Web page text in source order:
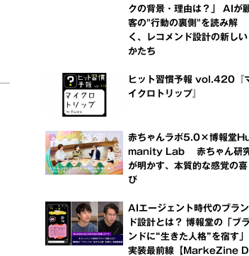
クの背景・理由は？」 AIが
客の"行動の裏側"を読み解
く、レコメンド設計の新しい
かたち
ヒット習慣予報 vol.420『
イクロトリップ』
赤ちゃんラボ5.0×博報堂
manity Lab 赤ちゃん研
が明かす、本質的な感覚の喜
び
AIエージェント時代のブラン
ド設計とは？ 博報堂の「ブラ
ンドに“生きた人格”を宿す」
実装最前線【MarkeZine D